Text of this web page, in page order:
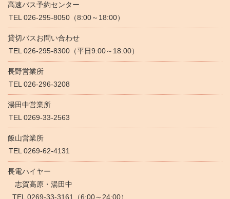
高速バス予約センター
TEL 026-295-8050（8:00～18:00）
貸切バスお問い合わせ
TEL 026-295-8300（平日9:00～18:00）
長野営業所
TEL 026-296-3208
湯田中営業所
TEL 0269-33-2563
飯山営業所
TEL 0269-62-4131
長電ハイヤー
志賀高原・湯田中
TEL 0269-33-3161（6:00～24:00）